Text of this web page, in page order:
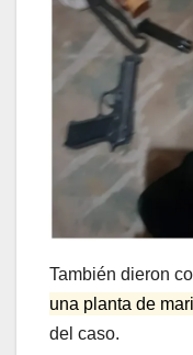
También dieron
una planta de
del caso.